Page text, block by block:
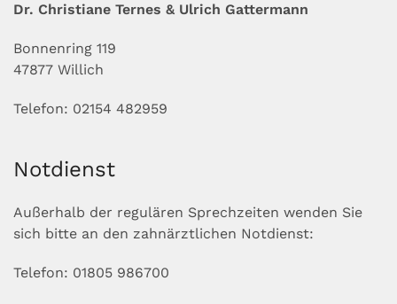
Dr. Christiane Ternes & Ulrich Gattermann
Bonnenring 119
47877 Willich
Telefon: 02154 482959
Notdienst
Außerhalb der regulären Sprechzeiten wenden Sie
sich bitte an den zahnärztlichen Notdienst:
Telefon: 01805 986700